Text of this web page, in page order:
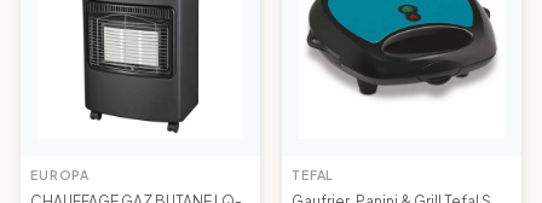
EUROPA TEFAL